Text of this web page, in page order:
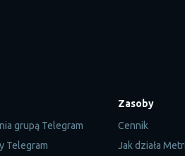
grupą Telegram
Telegram
Zasoby
Cennik
Jak działa